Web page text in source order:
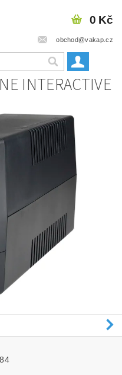
obchod@vakap.cz
0 Kč
INTERACTIVE